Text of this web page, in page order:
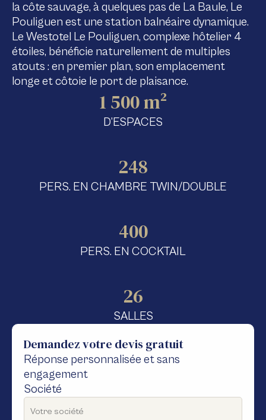
la côte sauvage, à quelques pas de La Baule, Le
Pouliguen est une station balnéaire dynamique.
Le Westotel Le Pouliguen, complexe hôtelier 4
étoiles, bénéficie naturellement de multiples
atouts : en premier plan, son emplacement
longe et côtoie le port de plaisance.
1 500 m²
D’ESPACES
248
PERS. EN CHAMBRE TWIN/DOUBLE
400
PERS. EN COCKTAIL
26
SALLES
Demandez votre devis gratuit
Réponse personnalisée et sans
engagement
Société